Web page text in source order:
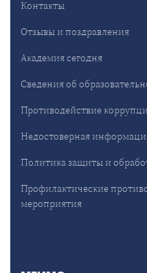
Контакты
Отзывы и поздравления
Академия сегодня
Сведения об
Противодействие
Недостоверная
Политика защиты и
Профилактические
мероприятия